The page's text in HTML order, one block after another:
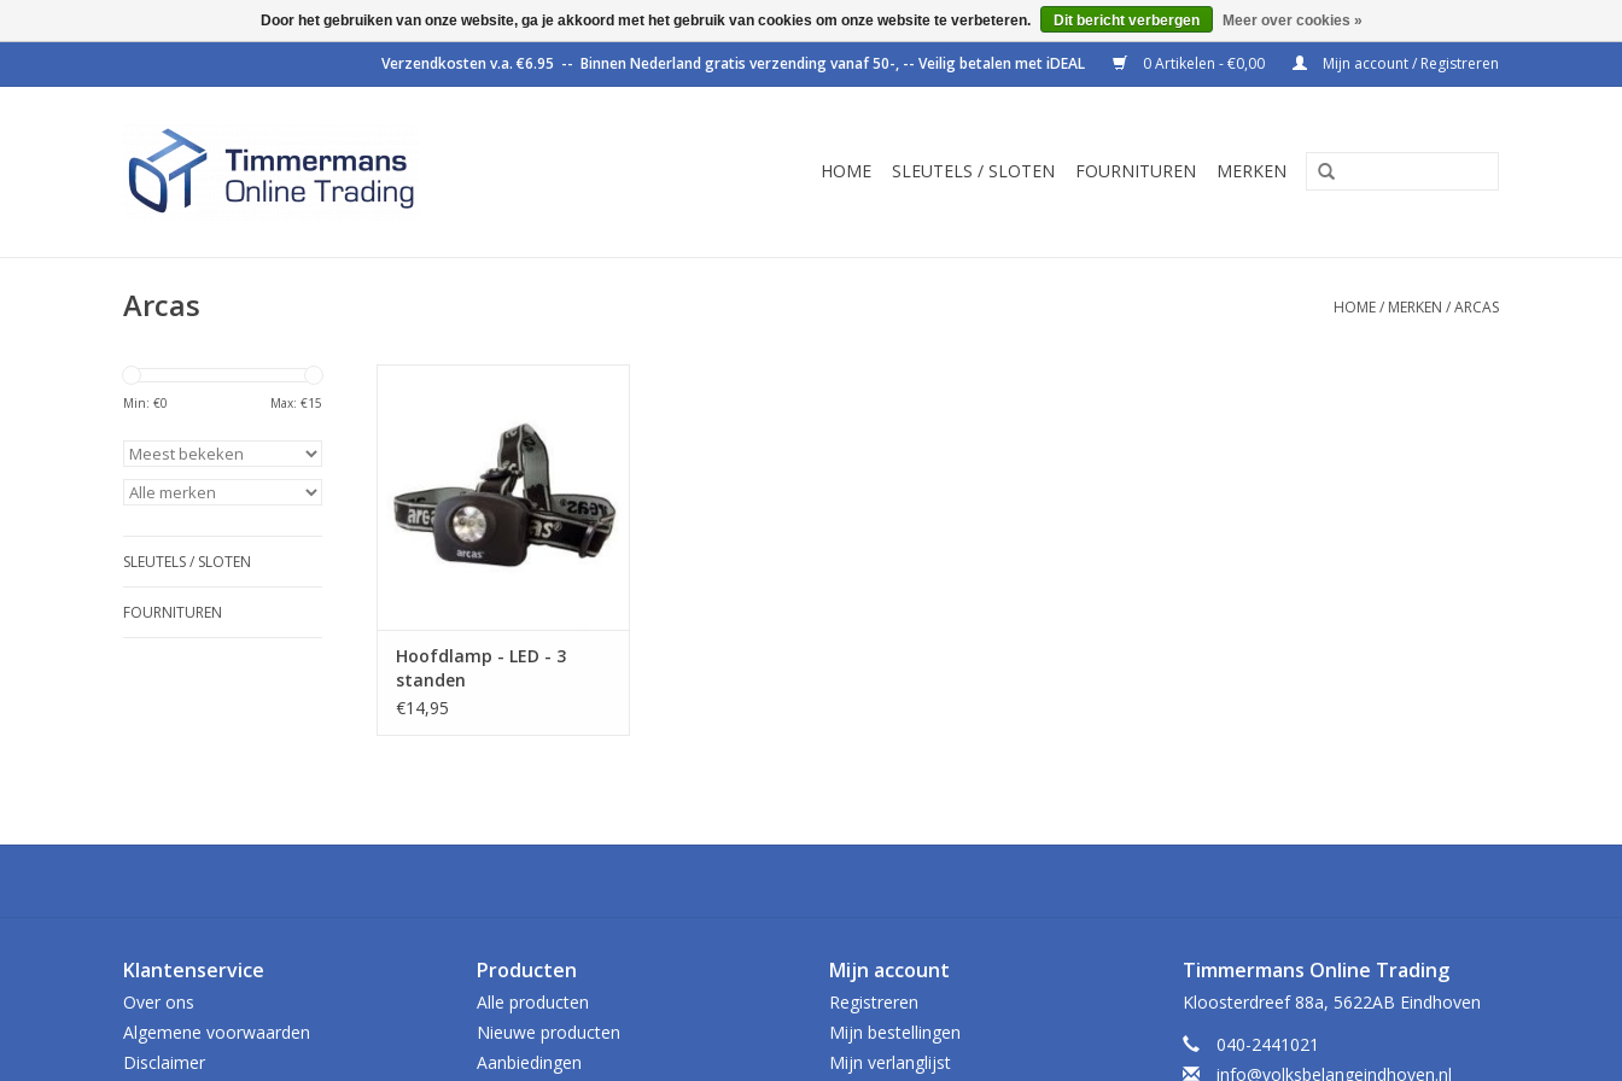
0 Artikelen - €0,00 Mijn account / Registreren
HOME SLEUTELS / SLOTEN FOURNITUREN MERKEN
Arcas HOME/ MERKEN /ARCAS
Min: €0 Max: €15
SLEUTELS / SLOTEN
FOURNITUREN
TOEVOEGEN AAN WINKELWAGEN
Hoofdlamp - LED - 3
standen
€14,95
Klantenservice
Over ons
Algemene voorwaarden
Disclaimer
Producten
Alle producten
Nieuwe producten
Aanbiedingen
Mijn account
Registreren
Mijn bestellingen
Mijn verlanglijst
Timmermans Online Trading
Kloosterdreef 88a, 5622AB Eindhoven
040-2441021
info@volksbelangeindhoven.nl
Door het gebruiken van onze website, ga je akkoord met het gebruik van cookies om onze website te verbeteren. Dit bericht verbergen Meer over cookies »